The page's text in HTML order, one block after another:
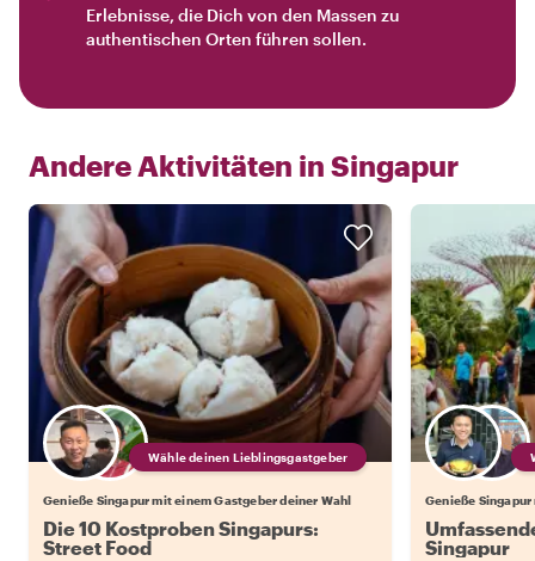
Erlebnisse, die Dich von den Massen zu
authentischen Orten führen sollen.
Andere Aktivitäten in Singapur
Wähle deinen Lieblingsgastgeber
Genieße Singapur mit einem Gastgeber deiner Wahl
Die 10 Kostproben Singapurs:
Street Food
Genieße
Singapur